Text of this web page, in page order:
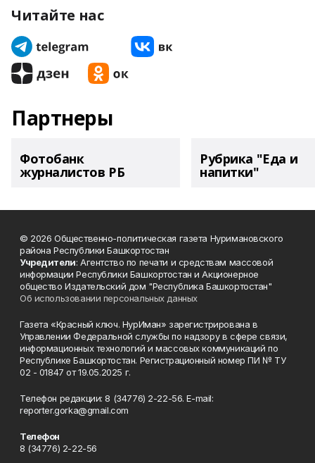
Читайте нас
Партнеры
Фотобанк
журналистов РБ
Рубрика "Еда и
напитки"
© 2026 Общественно-политическая газета Нуримановского
района Республики Башкортостан
Учредители: Агентство по печати и средствам массовой
информации Республики Башкортостан и Акционерное
общество Издательский дом "Республика Башкортостан"
Об использовании персональных данных
Газета «Красный ключ. НурИман» зарегистрирована в
Управлении Федеральной службы по надзору в сфере связи,
информационных технологий и массовых коммуникаций по
Республике Башкортостан. Регистрационный номер ПИ № ТУ
02 - 01847 от 19.05.2025 г.
Телефон редакции: 8 (34776) 2-22-56. E-mail:
reporter.gorka@gmail.com
Телефон
8 (34776) 2-22-56